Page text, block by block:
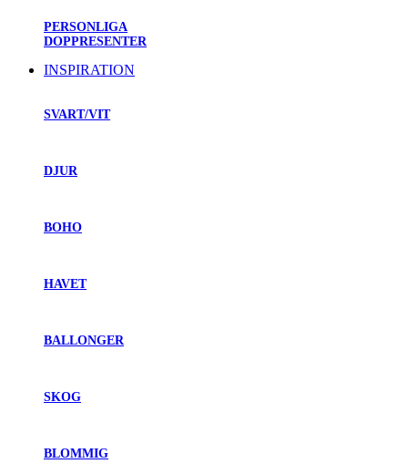
PERSONLIGA
DOPPRESENTER
INSPIRATION
SVART/VIT
DJUR
BOHO
HAVET
BALLONGER
SKOG
BLOMMIG